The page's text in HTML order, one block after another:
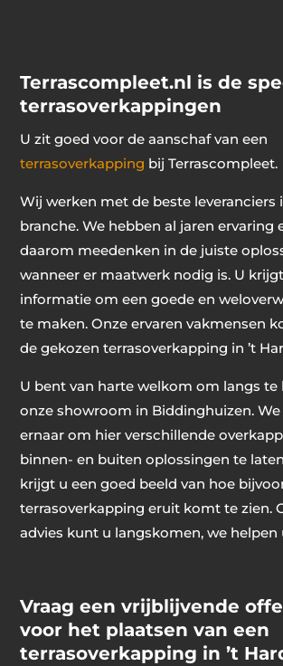
Terrascompleet.nl is de
terrasoverkappingen
U zit goed voor de aanschaf van een
terrasoverkapping bij Terrascompleet.
Wij werken met de beste leveranciers
branche. We hebben al jaren ervaring
daarom meedenken in de juiste
wanneer er maatwerk nodig is. U
informatie om een goede en
te maken. Onze ervaren vakmensen
de gekozen terrasoverkapping in ’t
U bent van harte welkom om langs te
onze showroom in Biddinghuizen. We
ernaar om hier verschillende
binnen- en buiten oplossingen te
krijgt u een goed beeld van hoe
terrasoverkapping eruit komt te zien.
advies kunt u langskomen, we helpen
Vraag een vrijblijvende
voor het plaatsen van een
terrasoverkapping in ’t